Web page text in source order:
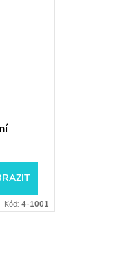
Kód: 4-1001